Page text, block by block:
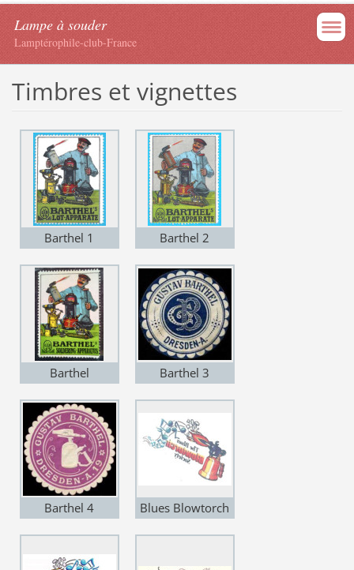
Lampe à souder
Lamptérophile-club-France
Timbres et vignettes
Barthel 1 Barthel 2
Barthel
Apparatus"
Barthel 3
Barthel 4
Blues Blowtorch